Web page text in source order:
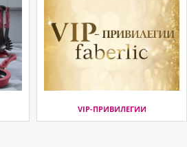
VIP-ПРИВИЛЕГИИ